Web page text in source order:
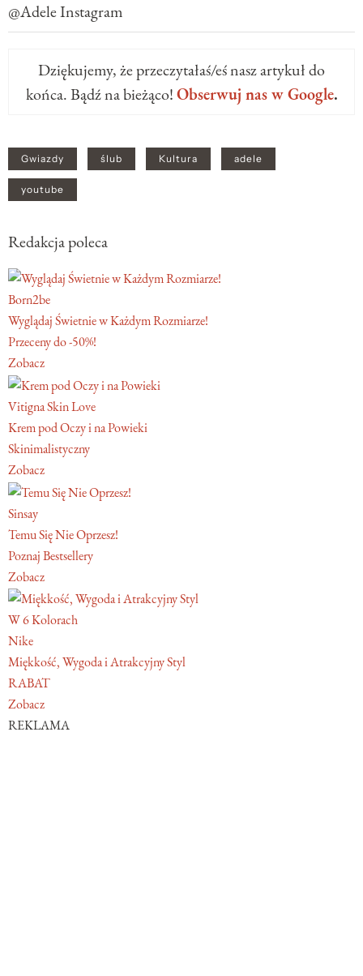
@Adele Instagram
Dziękujemy, że przeczytałaś/eś nasz artykuł do
końca. Bądź na bieżąco!Obserwuj nas w Google.
Gwiazdy ślub Kultura adele
youtube
Redakcja poleca
Born2be
Wyglądaj Świetnie w Każdym Rozmiarze!
Przeceny do -50%!
Zobacz
Vitigna Skin Love
Krem pod Oczy i na Powieki
Skinimalistyczny
Zobacz
Sinsay
Temu Się Nie Oprzesz!
Poznaj Bestsellery
Zobacz
W 6 Kolorach
Nike
Miękkość, Wygoda i Atrakcyjny Styl
RABAT
Zobacz
REKLAMA